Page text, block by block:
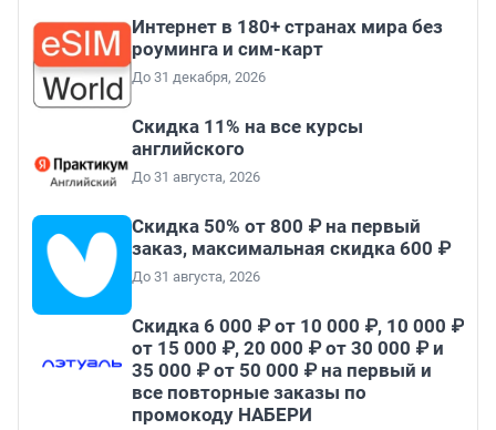
Интернет в 180+ странах мира без
роуминга и сим-карт
До 31 декабря, 2026
Скидка 11% на все курсы
английского
До 31 августа, 2026
Скидка 50% от 800 ₽ на первый
заказ, максимальная скидка 600 ₽
До 31 августа, 2026
Скидка 6 000 ₽ от 10 000 ₽, 10 000 ₽
от 15 000 ₽, 20 000 ₽ от 30 000 ₽ и
35 000 ₽ от 50 000 ₽ на первый и
все повторные заказы по
промокоду НАБЕРИ